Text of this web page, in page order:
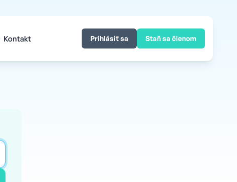
Kontakt Prihlásiť sa Staň sa členom